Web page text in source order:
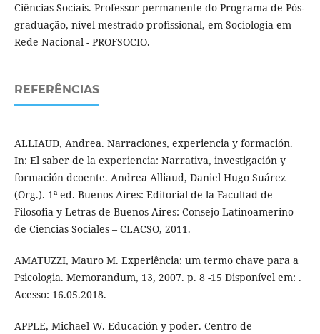
Ciências Sociais. Professor permanente do Programa de Pós-
graduação, nível mestrado profissional, em Sociologia em
Rede Nacional - PROFSOCIO.
REFERÊNCIAS
ALLIAUD, Andrea. Narraciones, experiencia y formación.
In: El saber de la experiencia: Narrativa, investigación y
formación dcoente. Andrea Alliaud, Daniel Hugo Suárez
(Org.). 1ª ed. Buenos Aires: Editorial de la Facultad de
Filosofia y Letras de Buenos Aires: Consejo Latinoamerino
de Ciencias Sociales – CLACSO, 2011.
AMATUZZI, Mauro M. Experiência: um termo chave para a
Psicologia. Memorandum, 13, 2007. p. 8 -15 Disponível em: .
Acesso: 16.05.2018.
APPLE, Michael W. Educación y poder. Centro de